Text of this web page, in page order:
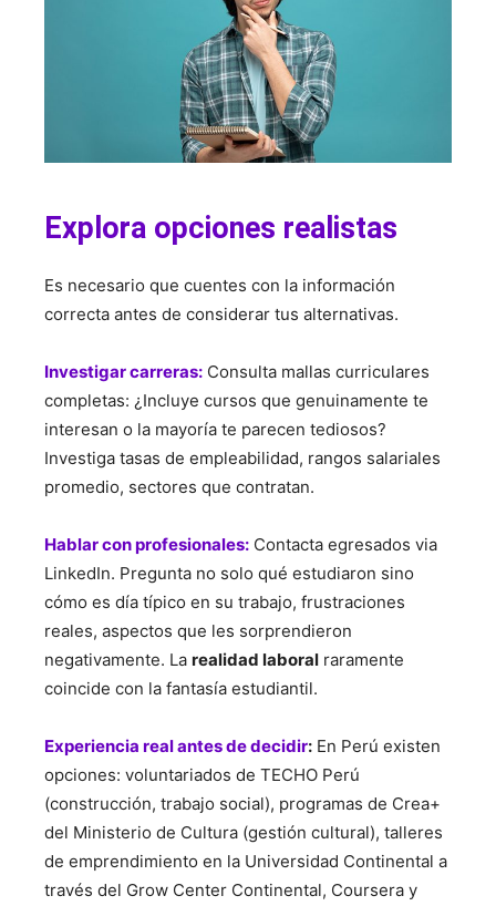
Explora opciones realistas
Es necesario que cuentes con la información
correcta antes de considerar tus alternativas.
Investigar carreras: Consulta mallas curriculares
completas: ¿Incluye cursos que genuinamente te
interesan o la mayoría te parecen tediosos?
Investiga tasas de empleabilidad, rangos salariales
promedio, sectores que contratan.
Hablar con profesionales: Contacta egresados via
LinkedIn. Pregunta no solo qué estudiaron sino
cómo es día típico en su trabajo, frustraciones
reales, aspectos que les sorprendieron
negativamente. La realidad laboral raramente
coincide con la fantasía estudiantil.
Experiencia real antes de decidir: En Perú existen
opciones: voluntariados de TECHO Perú
(construcción, trabajo social), programas de Crea+
del Ministerio de Cultura (gestión cultural), talleres
de emprendimiento en la Universidad Continental a
través del Grow Center Continental, Coursera y